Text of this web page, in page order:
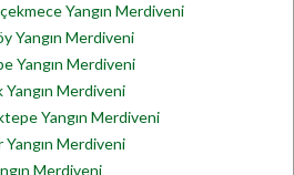
Yangın Merdiveni
Yangın Merdiveni
Yangın Merdiveni
Merdiveni
Yangın Merdiveni
Yangın Merdiveni
Merdiveni